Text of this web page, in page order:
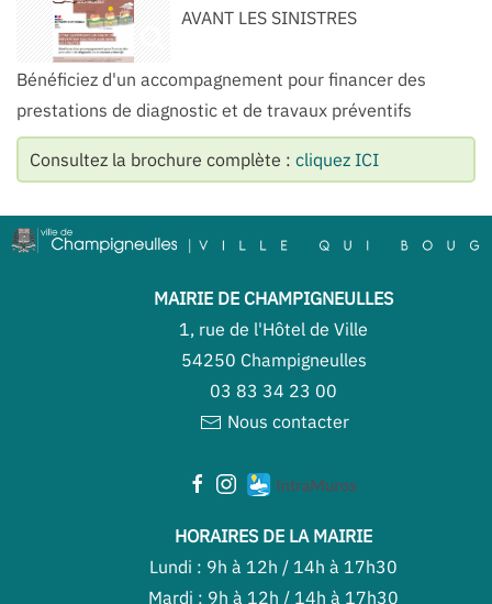
AVANT LES SINISTRES
Bénéficiez d'un accompagnement pour financer des
prestations de diagnostic et de travaux préventifs
Consultez la brochure complète : cliquez ICI
MAIRIE DE CHAMPIGNEULLES
1, rue de l'Hôtel de Ville
54250 Champigneulles
03 83 34 23 00
Nous contacter
HORAIRES DE LA MAIRIE
Lundi : 9h à 12h / 14h à 17h30
Mardi : 9h à 12h / 14h à 17h30